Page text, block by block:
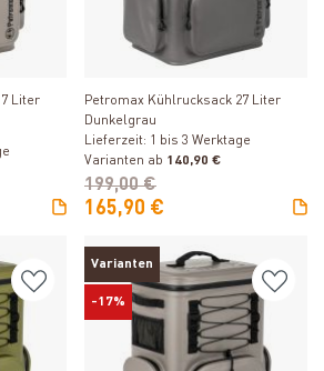
Liter
Produkt ansehen
Petromax Kühlrucksack 27 Liter
Dunkelgrau
Lieferzeit: 1 bis 3 Werktage
Varianten ab 140,90 €
165,90 €
199,00 €
Varianten
-17%